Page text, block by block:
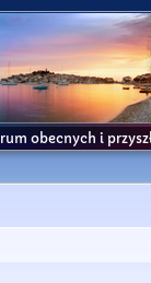
obecnych i